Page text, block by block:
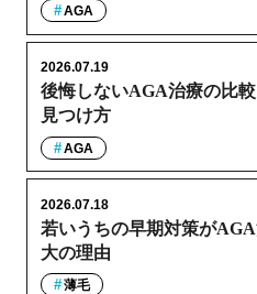
AGA
後悔しないAGA治療の比
見つけ方
2026.07.19
AGA
若いうちの早期対策が
大の理由
2026.07.18
薄毛